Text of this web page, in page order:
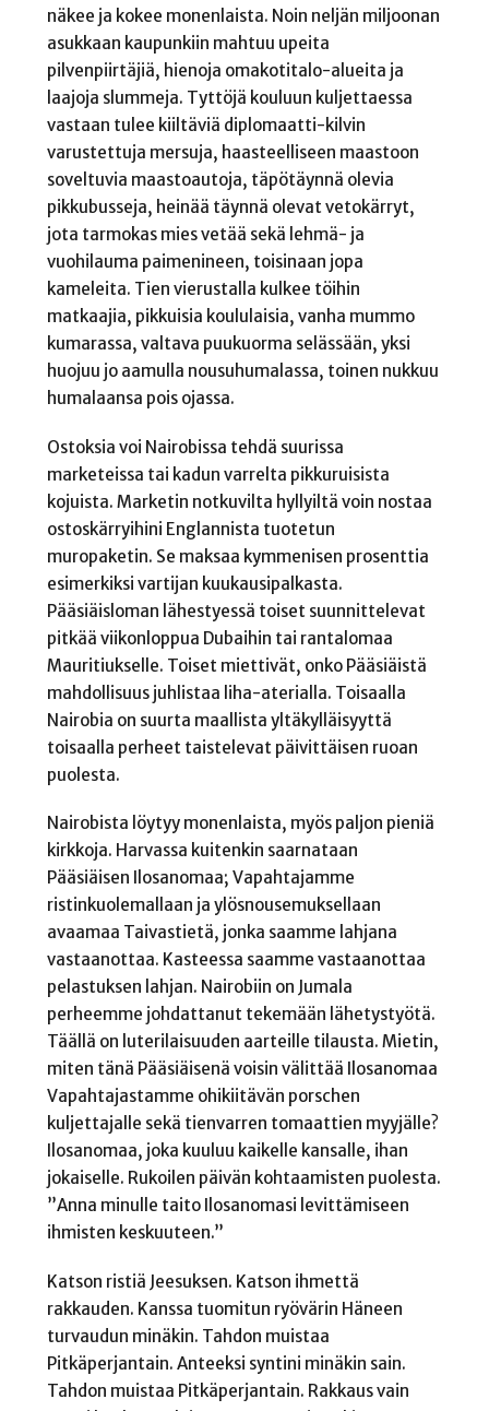
näkee ja kokee monenlaista. Noin neljän miljoonan
asukkaan kaupunkiin mahtuu upeita
pilvenpiirtäjiä, hienoja omakotitalo-alueita ja
laajoja slummeja. Tyttöjä kouluun kuljettaessa
vastaan tulee kiiltäviä diplomaatti-kilvin
varustettuja mersuja, haasteelliseen maastoon
soveltuvia maastoautoja, täpötäynnä olevia
pikkubusseja, heinää täynnä olevat vetokärryt,
jota tarmokas mies vetää sekä lehmä- ja
vuohilauma paimenineen, toisinaan jopa
kameleita. Tien vierustalla kulkee töihin
matkaajia, pikkuisia koululaisia, vanha mummo
kumarassa, valtava puukuorma selässään, yksi
huojuu jo aamulla nousuhumalassa, toinen nukkuu
humalaansa pois ojassa.
Ostoksia voi Nairobissa tehdä suurissa
marketeissa tai kadun varrelta pikkuruisista
kojuista. Marketin notkuvilta hyllyiltä voin nostaa
ostoskärryihini Englannista tuotetun
muropaketin. Se maksaa kymmenisen prosenttia
esimerkiksi vartijan kuukausipalkasta.
Pääsiäisloman lähestyessä toiset suunnittelevat
pitkää viikonloppua Dubaihin tai rantalomaa
Mauritiukselle. Toiset miettivät, onko Pääsiäistä
mahdollisuus juhlistaa liha-aterialla. Toisaalla
Nairobia on suurta maallista yltäkylläisyyttä
toisaalla perheet taistelevat päivittäisen ruoan
puolesta.
Nairobista löytyy monenlaista, myös paljon pieniä
kirkkoja. Harvassa kuitenkin saarnataan
Pääsiäisen Ilosanomaa; Vapahtajamme
ristinkuolemallaan ja ylösnousemuksellaan
avaamaa Taivastietä, jonka saamme lahjana
vastaanottaa. Kasteessa saamme vastaanottaa
pelastuksen lahjan. Nairobiin on Jumala
perheemme johdattanut tekemään lähetystyötä.
Täällä on luterilaisuuden aarteille tilausta. Mietin,
miten tänä Pääsiäisenä voisin välittää Ilosanomaa
Vapahtajastamme ohikiitävän porschen
kuljettajalle sekä tienvarren tomaattien myyjälle?
Ilosanomaa, joka kuuluu kaikelle kansalle, ihan
jokaiselle. Rukoilen päivän kohtaamisten puolesta.
”Anna minulle taito Ilosanomasi levittämiseen
ihmisten keskuuteen.”
Katson ristiä Jeesuksen. Katson ihmettä
rakkauden. Kanssa tuomitun ryövärin Häneen
turvaudun minäkin. Tahdon muistaa
Pitkäperjantain. Anteeksi syntini minäkin sain.
Tahdon muistaa Pitkäperjantain. Rakkaus vain